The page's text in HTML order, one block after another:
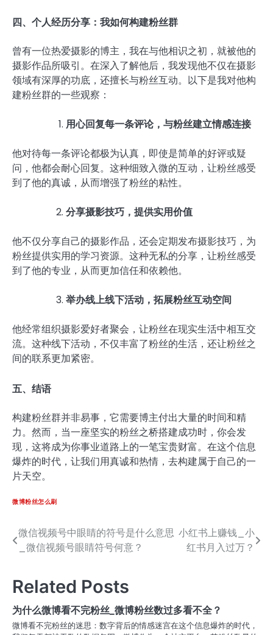
四、个人经历分享：我如何构建粉丝群
曾有一位热爱摄影的博主，我在与他相识之初，就被他的
摄影作品所吸引。在深入了解他后，我发现他不仅在摄影
领域有深厚的功底，还擅长与粉丝互动。以下是我对他构
建粉丝群的一些观察：
用心回复每一条评论，与粉丝建立情感连接
他对待每一条评论都极为认真，即使是简单的好评或疑
问，他都会耐心回复。这种细致入微的互动，让粉丝感受
到了他的真诚，从而增强了粉丝的粘性。
分享摄影技巧，提供实用价值
他不仅分享自己的摄影作品，还会定期发布摄影技巧，为
粉丝提供实用的学习资源。这种无私的分享，让粉丝感受
到了他的专业，从而更加信任和依赖他。
举办线上线下活动，拓展粉丝互动空间
他经常组织摄影爱好者聚会，让粉丝在现实生活中相互交
流。这种线下活动，不仅丰富了粉丝的生活，还让粉丝之
间的联系更加紧密。
五、结语
构建粉丝群并非易事，它需要博主付出大量的时间和精
力。然而，当一座坚实的粉丝之桥搭建成功时，你会发
现，这将成为你事业道路上的一笔宝贵财富。在这个信息
爆炸的时代，让我们用真诚和热情，去构建属于自己的一
片天空。
微博粉丝怎么刷
文
章
导
航
微信视频号中眼睛的符号是什么意思
_微信视频号眼睛符号何意？
小红书上赚钱_小
红书月入过万？
Related Posts
为什么微博看不完粉丝_微博粉丝数过多看不全？
微博看不完粉丝的迷思：数字背后的情感迷宫在这个信息爆炸的时代，